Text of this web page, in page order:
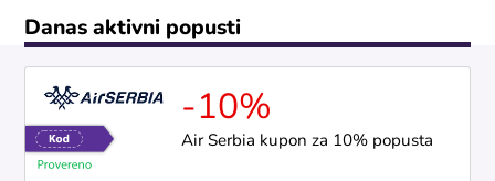
Danas aktivni popusti
-10%
Air Serbia kupon za 10% popusta